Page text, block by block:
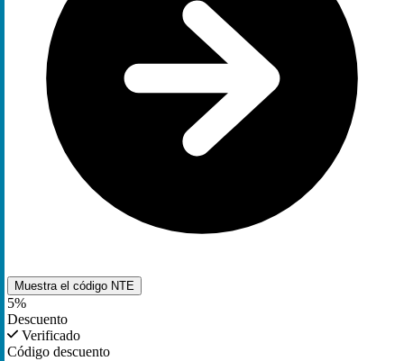
Muestra el código NTE
5%
Descuento
Verificado
Código descuento